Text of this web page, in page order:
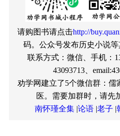
请购图书请点击http://
码。公众号发布历史小说
联系方式：微信、手机：
43093713、
劝学网建立了5个微信群：
医。需要加群时，请先
南怀瑾全集|论语|老子 |